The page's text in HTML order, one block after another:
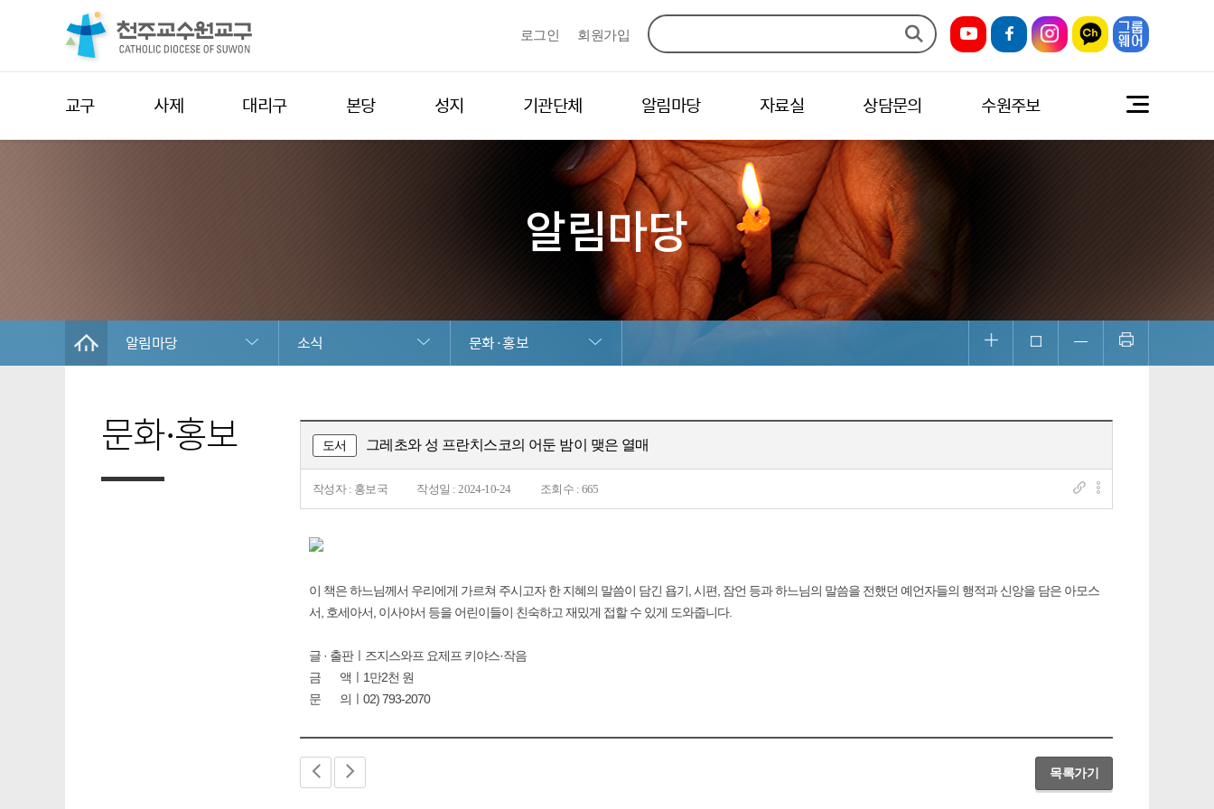
로그인 회원가입
교구 사제 대리구 본당 성지 기관단체 알림마당 자료실 상담문의 수원주보
알림마당
알림마당 소식 문화·홍보
문화·홍보 도서 그레초와 성 프란치스코의 어둔 밤이 맺은 열매
작성자 : 홍보국 작성일 : 2024-10-24 조회수 : 665
이 책은 하느님께서 우리에게 가르쳐 주시고자 한 지혜의 말씀이 담긴 욥기, 시편, 잠언 등과 하느님의 말씀을 전했던 예언자들의 행적과 신앙을 담은 아모스
서, 호세아서, 이사야서 등을 어린이들이 친숙하고 재밌게 접할 수 있게 도와줍니다.
글 · 출판ㅣ즈지스와프 요제프 키야스·작음
금 액ㅣ1만2천 원
문 의ㅣ02) 793-2070
목록가기